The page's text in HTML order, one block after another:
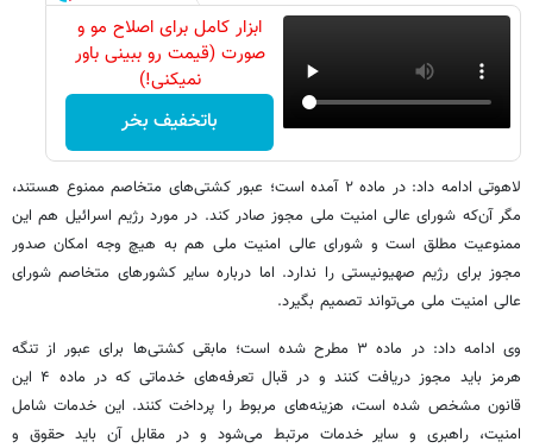
ابزار کامل برای اصلاح مو و
صورت (قیمت رو ببینی باور
نمیکنی!)
باتخفیف بخر
لاهوتی ادامه داد: در ماده ۲ آمده است؛ عبور کشتی‌های متخاصم ممنوع هستند،
مگر آن‌که شورای عالی امنیت ملی مجوز صادر کند. در مورد رژیم اسرائیل هم این
ممنوعیت مطلق است و شورای عالی امنیت ملی هم به هیچ وجه امکان صدور
مجوز برای رژیم صهیونیستی را ندارد. اما درباره سایر کشورهای متخاصم شورای
عالی امنیت ملی می‌تواند تصمیم بگیرد.
وی ادامه داد: در ماده ۳ مطرح شده است؛ مابقی کشتی‌ها برای عبور از تنگه
هرمز باید مجوز دریافت کنند و در قبال تعرفه‌های خدماتی که در ماده ۴ این
قانون مشخص شده است، هزینه‌های مربوط را پرداخت کنند. این خدمات شامل
امنیت، راهبری و سایر خدمات مرتبط می‌شود و در مقابل آن باید حقوق و